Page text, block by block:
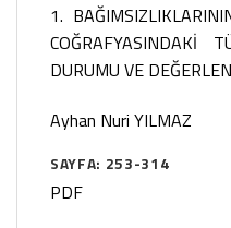
1.
COĞRAFYASINDAKİ
DURUMU VE
Ayhan Nuri YILMAZ
SAYFA: 253-314
PDF